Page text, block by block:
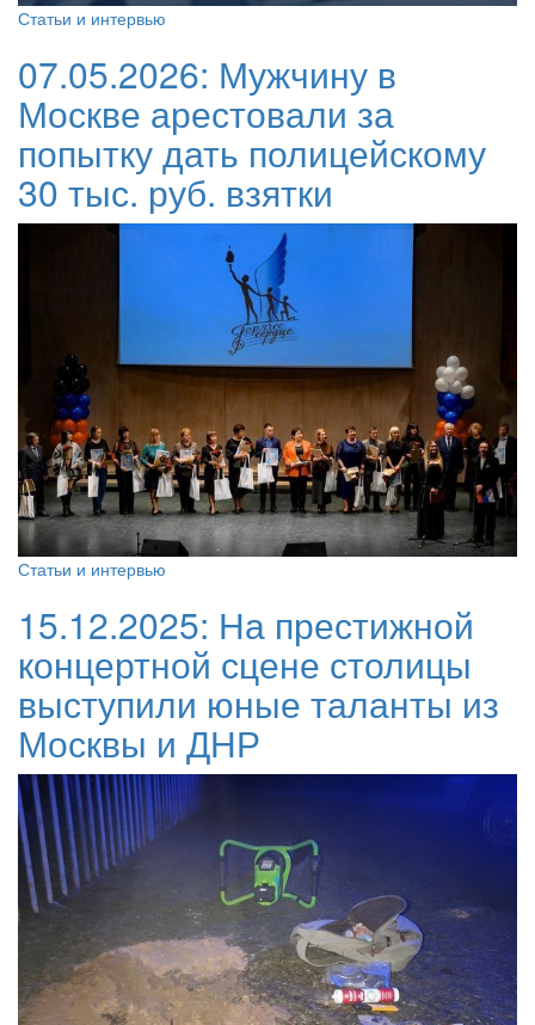
Статьи и интервью
07.05.2026: Мужчину в
Москве арестовали за
попытку дать полицейскому
30 тыс. руб. взятки
Статьи и интервью
15.12.2025: На престижной
концертной сцене столицы
выступили юные таланты из
Москвы и ДНР